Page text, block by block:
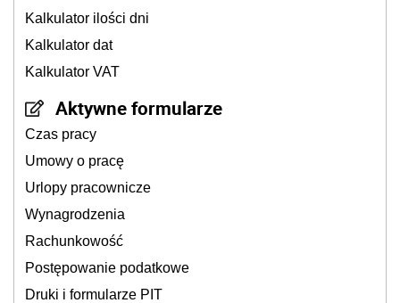
Kalkulator ilości dni
Kalkulator dat
Kalkulator VAT
Aktywne formularze
Czas pracy
Umowy o pracę
Urlopy pracownicze
Wynagrodzenia
Rachunkowość
Postępowanie podatkowe
Druki i formularze PIT